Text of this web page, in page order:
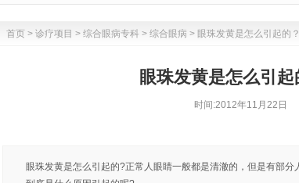
首页 > 诊疗项目 > 综合眼病专科 > 综合眼病 > 眼珠发黄是怎么引起的
眼珠发黄是怎么引起
时间:2012年11月22日
眼珠发黄是怎么引起的?正常人眼睛一般都是清澈的，但是有部